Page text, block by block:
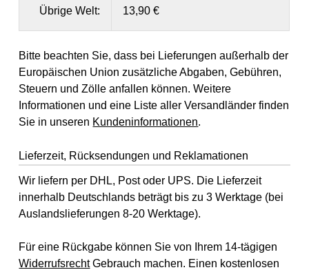
Übrige Welt: 13,90 €
Bitte beachten Sie, dass bei Lieferungen außerhalb der
Europäischen Union zusätzliche Abgaben, Gebühren,
Steuern und Zölle anfallen können. Weitere
Informationen und eine Liste aller Versandländer finden
Sie in unseren Kundeninformationen.
Lieferzeit, Rücksendungen und Reklamationen
Wir liefern per DHL, Post oder UPS. Die Lieferzeit
innerhalb Deutschlands beträgt bis zu 3 Werktage (bei
Auslandslieferungen 8-20 Werktage).
Für eine Rückgabe können Sie von Ihrem 14-tägigen
WiderrufsrechtGebrauch machen. Einen kostenlosen